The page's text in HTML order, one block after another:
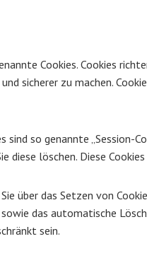
Cookies. Cookies
sicherer zu machen.
so genannte „Session-
diese löschen. Diese
über das Setzen von
das automatische
sein.